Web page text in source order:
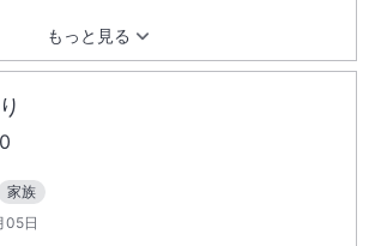
もっと見る
家族
05日